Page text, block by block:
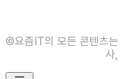
©️요즘IT의 모든 콘텐츠
사